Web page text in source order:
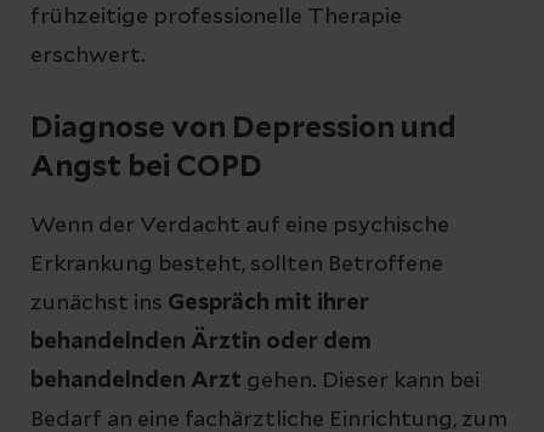
frühzeitige professionelle Therapie
erschwert.
Diagnose von Depression und
Angst bei COPD
Wenn der Verdacht auf eine psychische
Erkrankung besteht, sollten Betroffene
zunächst ins Gespräch mit ihrer
behandelnden Ärztin oder dem
behandelnden Arzt gehen. Dieser kann bei
Bedarf an eine fachärztliche Einrichtung, zum